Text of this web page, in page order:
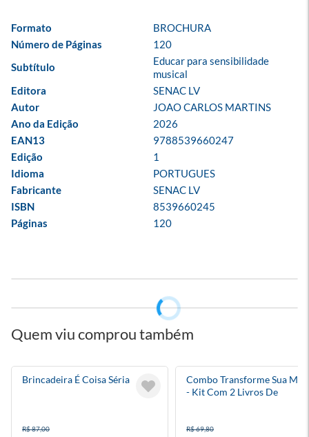
Formato
BROCHURA
Número de Páginas
120
Subtítulo
Educar para sensibilidade
musical
Editora
SENAC LV
Autor
JOAO CARLOS MARTINS
Ano da Edição
2026
EAN13
9788539660247
Edição
1
Idioma
PORTUGUES
Fabricante
SENAC LV
ISBN
8539660245
Páginas
120
Quem viu comprou também
Brincadeira É Coisa Séria
R$ 87,00
Combo Transforme Sua
- Kit Com 2 Livros De
R$ 69,80